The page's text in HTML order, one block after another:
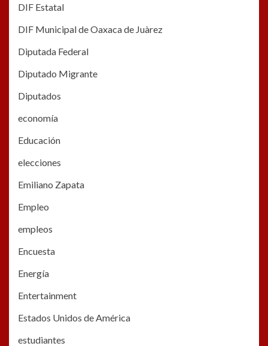
DIF Estatal
DIF Municipal de Oaxaca de Juàrez
Diputada Federal
Diputado Migrante
Diputados
economía
Educación
elecciones
Emiliano Zapata
Empleo
empleos
Encuesta
Energía
Entertainment
Estados Unidos de América
estudiantes